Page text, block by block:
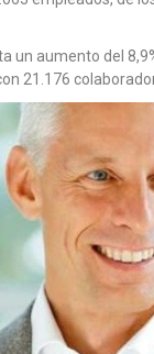
un aumento del
21.176